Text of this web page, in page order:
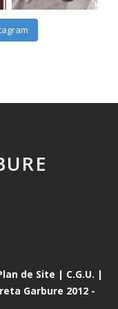
de Site | C.G.U. |
Garbure 2012 -